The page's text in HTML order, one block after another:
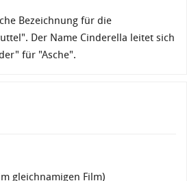
Bezeichnung für die
Der Name Cinderella leitet sich
für "Asche".
gleichnamigen Film)